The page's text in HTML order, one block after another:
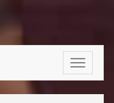
Toggle